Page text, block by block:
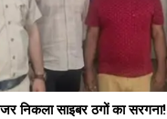
निकला साइबर ठगों का सरगना!